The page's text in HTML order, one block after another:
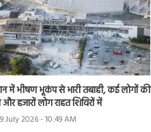
में भीषण भूकंप से भारी तबाही, कई लोगों की
हजारों लोग राहत शिविरों में
July 2026 - 10:49 AM